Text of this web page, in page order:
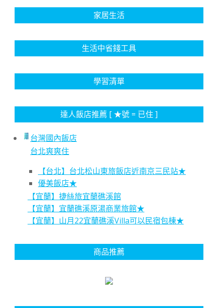
家居生活
生活中省錢工具
學習清單
達人飯店推薦 [ ★號 = 已住 ]
台灣國內飯店
台北爽爽住
【台北】台北松山東旅飯店近南京三民站★
優美飯店★
【宜蘭】捷絲旅宜蘭礁溪館
【宜蘭】宜蘭礁溪原湯商業旅館★
【宜蘭】山月22宜蘭礁溪Villa可以民宿包棟★
商品推薦